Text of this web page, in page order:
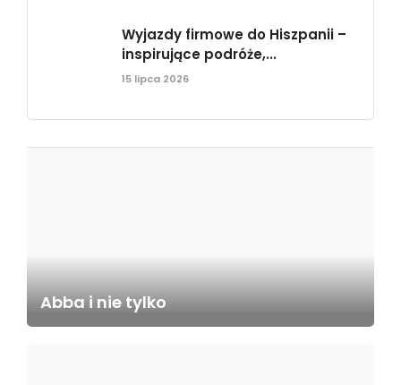
Wyjazdy firmowe do Hiszpanii –
inspirujące podróże,...
15 lipca 2026
Abba i nie tylko